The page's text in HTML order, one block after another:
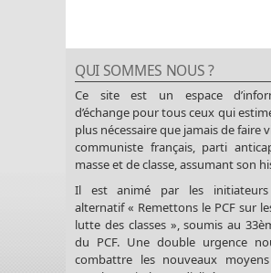
QUI SOMMES NOUS ?
Ce site est un espace
d’échange pour tous ceux qui
plus nécessaire que jamais de faire
communiste français, parti
masse et de classe, assumant son
Il est animé par les
alternatif « Remettons le PCF sur
lutte des classes », soumis au
du PCF. Une double urgence
combattre les nouveaux